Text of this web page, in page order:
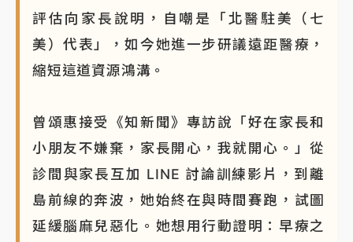
評估向家長說明，自嘲是「北醫駐美（七
美）代表」，如今她進一步研議遠距醫療，
縮短這道資源鴻溝。
曾頌惠接受《知新聞》專訪說「好在家長和
小朋友不嫌棄，家長開心，我就開心。」從
診間與家長互加 LINE 討論訓練影片，到離
島前線的奔波，她始終在與時間賽跑，試圖
延緩腦麻兒惡化。她想用行動證明：早療之